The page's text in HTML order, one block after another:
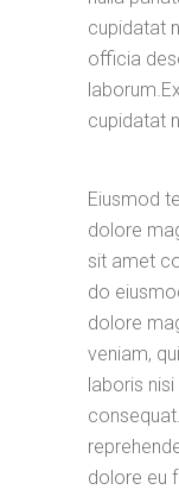
cupidatat
officia
cupidatat
Eiusmod
dolore
sit amet
do
dolore
veniam,
laboris
dolore eu